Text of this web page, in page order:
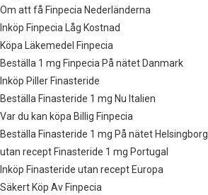
Om att få Finpecia Nederländerna
Inköp Finpecia Låg Kostnad
Köpa Läkemedel Finpecia
Beställa 1 mg Finpecia På nätet Danmark
Inköp Piller Finasteride
Beställa Finasteride 1 mg Nu Italien
Var du kan köpa Billig Finpecia
Beställa Finasteride 1 mg På nätet Helsingborg
utan recept Finasteride 1 mg Portugal
Inköp Finasteride utan recept Europa
Säkert Köp Av Finpecia